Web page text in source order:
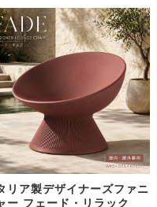
リア製デザイナーズファニ
ー フェード・リラック